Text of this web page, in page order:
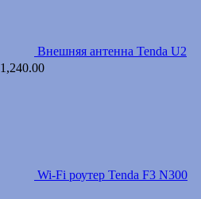
Внешняя антенна Tenda U2
1,240.00
Wi-Fi роутер Tenda F3 N300